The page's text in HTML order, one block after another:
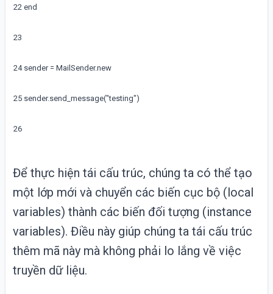
22
23
24
25
26
end
sender = MailSender.new
sender.send_message("testing")
Để thực hiện tái cấu trúc, chúng ta có thể tạo
một lớp mới và chuyển các biến cục bộ (local
variables) thành các biến đối tượng (instance
variables). Điều này giúp chúng ta tái cấu trúc
thêm mã này mà không phải lo lắng về việc
truyền dữ liệu.